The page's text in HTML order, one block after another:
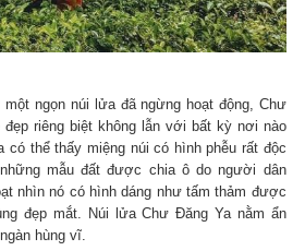
ngọn núi lửa đã ngừng hoạt động, Chư
riêng biệt không lẫn với bất kỳ nơi nào
có thể thấy miệng núi có hình phễu rất độc
mẫu đất được chia ô do người dân
nhìn nó có hình dáng như tấm thảm được
đẹp mắt. Núi lửa Chư Đăng Ya nằm ẩn
hùng vĩ.